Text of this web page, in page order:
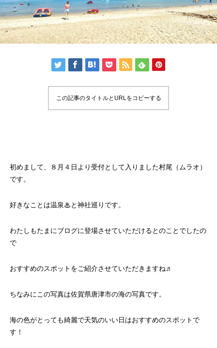
この記事のタイトルとURLをコピーする
初めまして、８月４日より受付として入りました村尾（ムラオ）
です。
好きなことは温泉♨と神社巡りです。
わたしもたまにブログに登場させていただけるとのことでしたの
で
おすすめのスポットをご紹介させていただきますね♬
ちなみにこの写真は佐賀県唐津市の海の写真です。
海の色がとっても綺麗で天気のいい日はおすすめのスポットで
す！